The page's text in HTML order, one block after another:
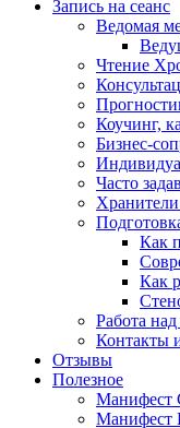
Запись на сеанс
Ведомая
Чтение
Коучинг,
Бизнес-
Часто
Как
Как
Работа
Контакты
Отзывы
Полезное
Манифест
Манифест